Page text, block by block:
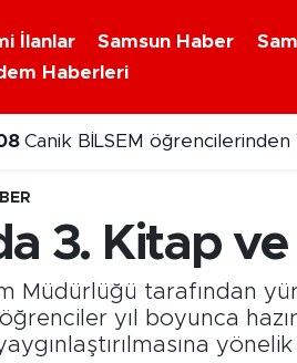
İlanlar Samsun Haber
Haberleri
Havza geçişinde zincirleme
3. Kitap
Müdürlüğü tarafından
yıl boyunca
yönelik